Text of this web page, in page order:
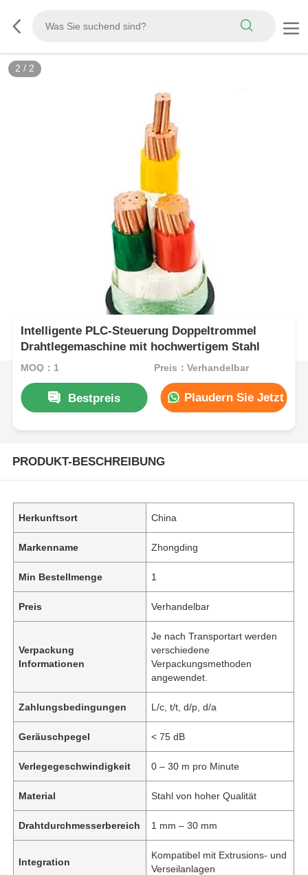
2 / 2
Intelligente PLC-Steuerung Doppeltrommel
Drahtlegemaschine mit hochwertigem Stahl
MOQ：1 Preis：Verhandelbar
Bestpreis Plaudern Sie Jetzt
PRODUKT-BESCHREIBUNG
Herkunftsort China
Markenname Zhongding
Min Bestellmenge 1
Preis Verhandelbar
Verpackung
Informationen
Je nach Transportart werden
verschiedene
Verpackungsmethoden
angewendet.
Zahlungsbedingungen L/c, t/t, d/p, d/a
Geräuschpegel < 75 dB
Verlegegeschwindigkeit 0 – 30 m pro Minute
Material Stahl von hoher Qualität
Drahtdurchmesserbereich 1 mm – 30 mm
Integration
Kompatibel mit Extrusions- und
Verseilanlagen